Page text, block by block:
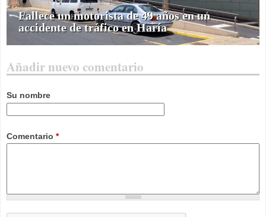
Fallece un motorista de 49 años en un
accidente de tráfico en Haría
Añadir nuevo comentario
Su nombre
Comentario *